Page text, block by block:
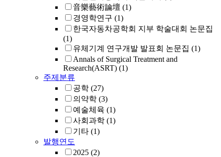
音樂藝術論壇 (1)
경영학연구 (1)
한국자동차공학회 지부 학술대회 논문집
(1)
유체기계 연구개발 발표회 논문집 (1)
Annals of Surgical Treatment and
Research(ASRT) (1)
주제분류
공학 (27)
의약학 (3)
예술체육 (1)
사회과학 (1)
기타 (1)
발행연도
2025 (2)